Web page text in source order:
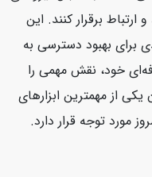
برقرار کنند. این
بهبود دسترسی به
خود، نقش مهمی را
از مهمترین ابزارهای
مورد توجه قرار دارد.